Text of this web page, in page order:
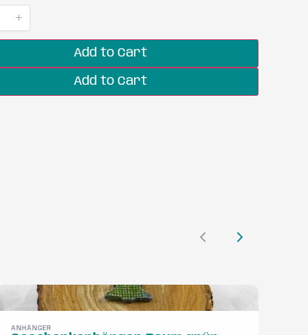
Add to Cart
Add to Cart
Previous
Next
ANHÄNGER